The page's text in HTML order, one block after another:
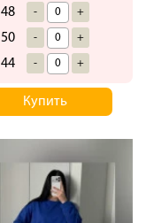
48 - +
50 - +
44 - +
Купить